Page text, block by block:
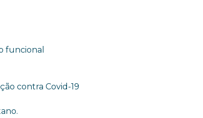
funcional
contra Covid-19